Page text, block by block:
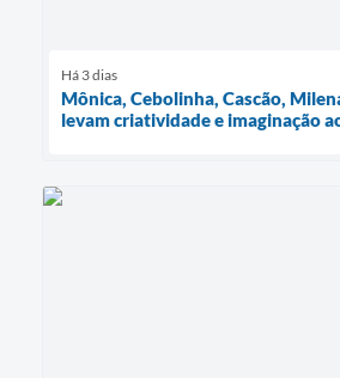
Há 3 dias
Mônica, Cebolinha, Cascão,
levam criatividade e imaginação